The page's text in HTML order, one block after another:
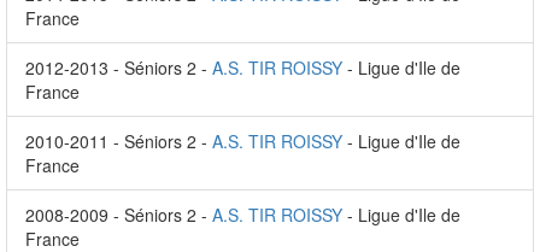
France
2012-2013 - Séniors 2 - A.S. TIR ROISSY - Ligue d'Ile de
France
2010-2011 - Séniors 2 - A.S. TIR ROISSY - Ligue d'Ile de
France
2008-2009 - Séniors 2 - A.S. TIR ROISSY - Ligue d'Ile de
France